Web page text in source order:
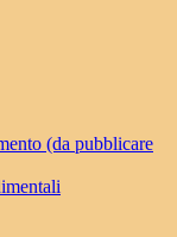
(da pubblicare